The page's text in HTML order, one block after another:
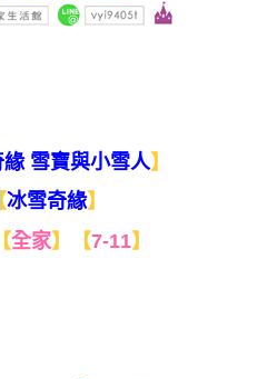
雪寶與小雪人】
冰雪奇緣】
【全家】 【7-11】